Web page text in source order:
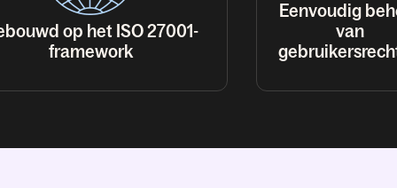
op het ISO 27001-
framework
Eenvoudig
van